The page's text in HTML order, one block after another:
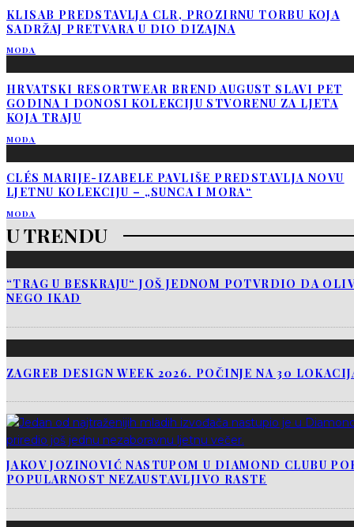
KLISAB PREDSTAVLJA CLR, PROZIRNU TORBU KOJA
SADRŽAJ PRETVARA U DIO DIZAJNA
MODA
HRVATSKI RESORTWEAR BREND AUGUST SLAVI PET
GODINA I DONOSI KOLEKCIJU STVORENU ZA LJETA
KOJA TRAJU
MODA
CLÉS MARIJE-IZABELE PAVLIŠE PREDSTAVLJA NOVU
LJETNU KOLEKCIJU – „SUNCA I MORA“
MODA
U TRENDU
“TRAG U BESKRAJU“ JOŠ JEDNOM POTVRDIO DA
NEGO IKAD
ZAGREB DESIGN WEEK 2026. POČINJE NA 30
JAKOV JOZINOVIĆ NASTUPOM U DIAMOND CLUBU
POPULARNOST NEZAUSTAVLJIVO RASTE